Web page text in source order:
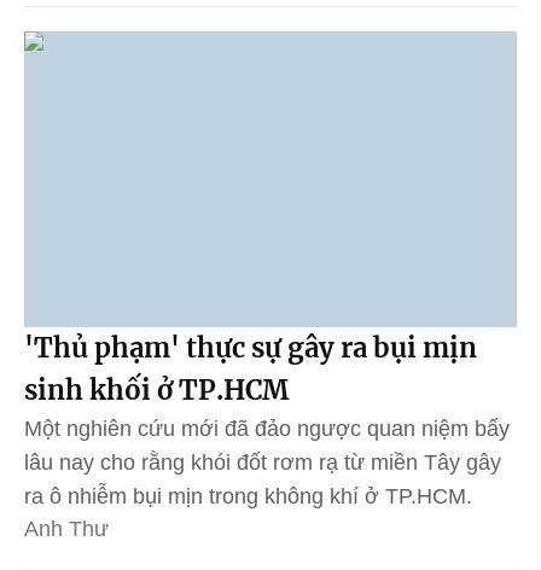
'Thủ phạm' thực sự gây ra bụi mịn
sinh khối ở TP.HCM
Một nghiên cứu mới đã đảo ngược quan niệm bấy
lâu nay cho rằng khói đốt rơm rạ từ miền Tây gây
ra ô nhiễm bụi mịn trong không khí ở TP.HCM.
Anh Thư